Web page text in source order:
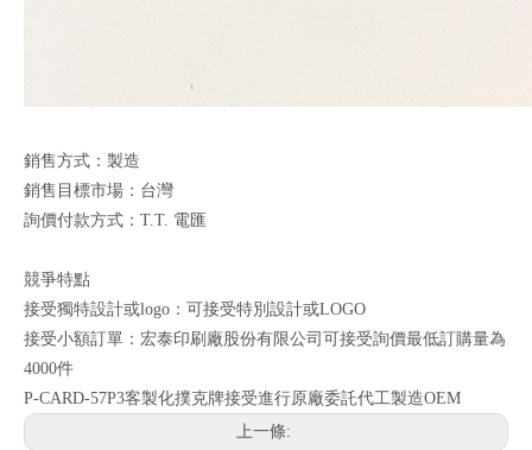
銷售方式：製造
銷售目標市場：台灣
詢價付款方式：T.T. 電匯
競爭特點
接受獨特設計或logo：可接受特別設計或LOGO
接受小額訂單：宏泰印刷廠股份有限公司可接受詢價最低訂購量為
4000件
P-CARD-57P3客製化撲克牌接受進行原廠委託代工製造OEM
上一條: